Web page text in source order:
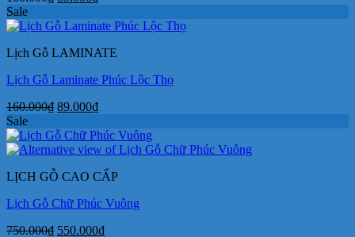
là:
tại
89.000₫.
Sale
Lịch Gỗ LAMINATE
Lịch Gỗ Laminate Phúc Lộc Thọ
160.000₫ Giá
là:
160.000₫.
89.000₫Giá
tại
là:
Sale
LỊCH GỖ CAO CẤP
Lịch Gỗ Chữ Phúc Vuông
750.000₫ Giá
550.000₫Giá